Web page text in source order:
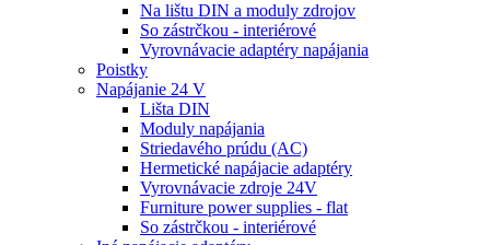
Na lištu DIN a moduly zdrojov
So zástrčkou - interiérové
Vyrovnávacie adaptéry napájania
Poistky
Napájanie 24 V
Lišta DIN
Moduly napájania
Striedavého prúdu (AC)
Hermetické napájacie adaptéry
Vyrovnávacie zdroje 24V
Furniture power supplies - flat
So zástrčkou - interiérové